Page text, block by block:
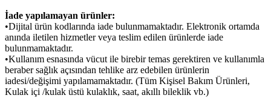
İade yapılamayan ürünler:
•Dijital ürün kodlarında iade bulunmamaktadır. Elektronik ortamda
anında iletilen hizmetler veya teslim edilen ürünlerde iade
bulunmamaktadır.
•Kullanım esnasında vücut ile birebir temas gerektiren ve kullanımla
beraber sağlık açısından tehlike arz edebilen ürünlerin
iadesi/değişimi yapılamamaktadır. (Tüm Kişisel Bakım Ürünleri,
Kulak içi /kulak üstü kulaklık, saat, akıllı bileklik vb.)